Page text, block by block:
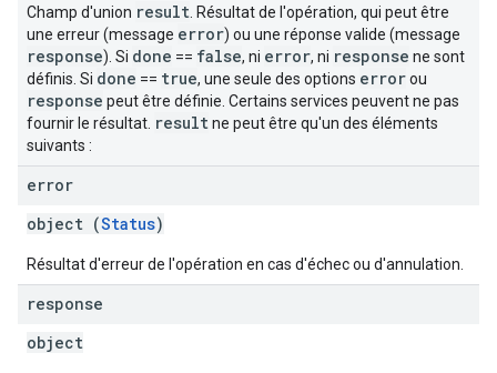
Champ d'union result . Résultat de l'opération, qui peut être
une erreur (message error) ou une réponse valide (message
response). Si done == false, ni error, ni response ne sont
définis. Si done == true, une seule des options errorou
response peut être définie. Certains services peuvent ne pas
fournir le résultat. resultne peut être qu'un des éléments
suivants :
error
object (Status)
Résultat d'erreur de l'opération en cas d'échec ou d'annulation.
response
object